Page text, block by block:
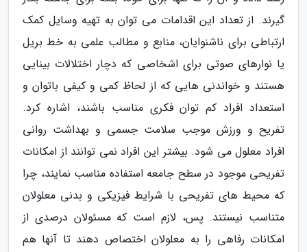
گیرند. از تعداد این اقدامات می توان به تهیه وسایل کمک
ارتباطی برای ناشنوایان، منابع و مطالب علمی به خط بریل
یا نوارهای صوتی برای اشخاصی که دچار اختلالات بینایی
هستند و خواندنی هایی که از لحاظ کمی و کیفی باتوان و
استعداد افراد کم توان فکری مناسب باشند، اشاره کرد.
تفریح و ورزش موجب سلامت جسمی و بهداشت روانی
افراد معلول می شود. بیشتر این افراد نمی توانند از امکانات
تفریحی موجود در سطح جامعه استفاده مناسب نمایند، چرا
که محیط های تفریحی با شرایط فیزیکی و بدنی معلولان
متناسب نیستند. پس، لازم است که مسئولان درصدی از
امکانات رفاهی را به معلولان اختصاص دهند تا آنها هم